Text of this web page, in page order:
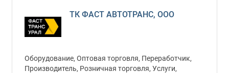
ТК ФАСТ АВТОТРАНС, ООО
Оборудование, Оптовая торговля, Переработчик,
Производитель, Розничная торговля, Услуги,